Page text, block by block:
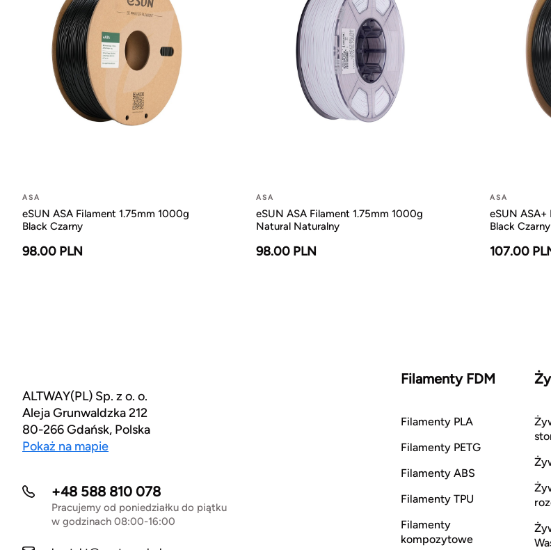
ASA
eSUN ASA Filament 1.75mm 1000g
Black Czarny
98.00 PLN
ASA
eSUN ASA Filament 1.75mm 1000g
Natural Naturalny
98.00 PLN
ASA
eSUN ASA+
Black Czarny
107.00
ALTWAY(PL) Sp. z o. o.
Aleja Grunwaldzka 212
80-266 Gdańsk, Polska
Pokaż na mapie
+48 588 810 078
Pracujemy od poniedziałku do piątku
w godzinach 08:00-16:00
Filamenty FDM
Filamenty PLA
Filamenty PETG
Filamenty ABS
Filamenty TPU
Filamenty
kompozytowe